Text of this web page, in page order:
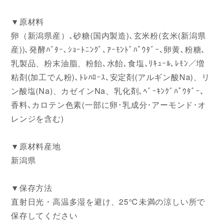
▼原材料
卵（新潟県産）､砂糖(国内製造)､玄米粉(玄米(新潟県
産))､発酵ﾊﾞﾀｰ､ｼｮｰﾄﾆﾝｸﾞ､ｱｰﾓﾝﾄﾞﾊﾟｳﾀﾞｰ､卵黄､粉糖､
乳製品、粉末油脂、粉飴､水飴､食塩､ﾘｷｭｰﾙ､ﾚﾓﾝ／増
粘剤(加工でん粉)､ﾄﾚﾊﾛｰｽ､安定剤(アルギン酸Na)、リ
ン酸塩(Na)、カゼインNa、乳化剤､ﾍﾞｰｷﾝｸﾞﾊﾟｳﾀﾞｰ､
香料､カロテン色素(一部に卵･乳成分･アーモンド･オ
レンジを含む)
▼原材料産地
新潟県
▼保存方法
直射日光・高温多湿を避け、25℃未満の涼しい所で
保存してください